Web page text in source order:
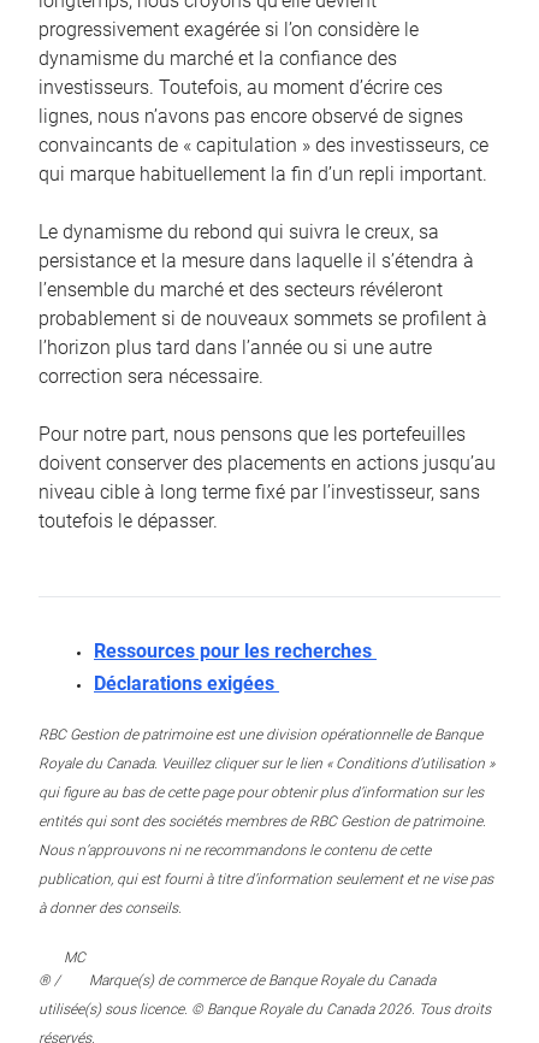
progressivement exagérée si l’on considère le
dynamisme du marché et la confiance des
investisseurs. Toutefois, au moment d’écrire ces
lignes, nous n’avons pas encore observé de signes
convaincants de « capitulation » des investisseurs, ce
qui marque habituellement la fin d’un repli important.
Le dynamisme du rebond qui suivra le creux, sa
persistance et la mesure dans laquelle il s’étendra à
l’ensemble du marché et des secteurs révéleront
probablement si de nouveaux sommets se profilent à
l’horizon plus tard dans l’année ou si une autre
correction sera nécessaire.
Pour notre part, nous pensons que les portefeuilles
doivent conserver des placements en actions jusqu’au
niveau cible à long terme fixé par l’investisseur, sans
toutefois le dépasser.
Ressources pour les recherches
Déclarations exigées
RBC Gestion de patrimoine est une division opérationnelle de Banque
Royale du Canada. Veuillez cliquer sur le lien « Conditions d’utilisation »
qui figure au bas de cette page pour obtenir plus d’information sur les
entités qui sont des sociétés membres de RBC Gestion de patrimoine.
Nous n’approuvons ni ne recommandons le contenu de cette
publication, qui est fourni à titre d’information seulement et ne vise pas
à donner des conseils.
® /
MC
Marque(s) de commerce de Banque Royale du Canada
utilisée(s) sous licence. © Banque Royale du Canada 2026. Tous droits
réservés.